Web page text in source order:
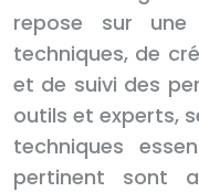
repose sur une
techniques, de
et de suivi des
outils et experts,
techniques
pertinent sont